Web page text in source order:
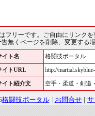
フリーです。ご自由にリンク
無くページを削除、変更する
イト名 格闘技ポータル
イトURL http://
イト紹介文 空手・柔道・剣道
格闘技ポータル| お問合せ|